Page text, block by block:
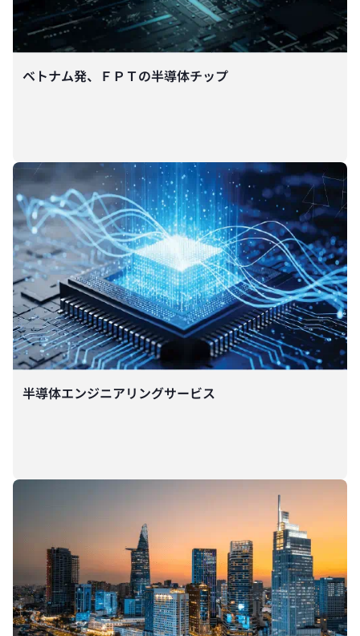
ベトナム発、ＦＰＴの半導体チップ
半導体エンジニアリングサービス